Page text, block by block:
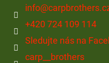
info@
+420 724 109 114
Sledujte nás na
carp__brothers